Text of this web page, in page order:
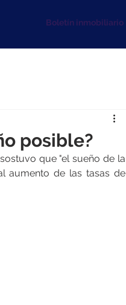
Boletín inmobiliario
posible?
que "el sueño de la
aumento de las tasas de